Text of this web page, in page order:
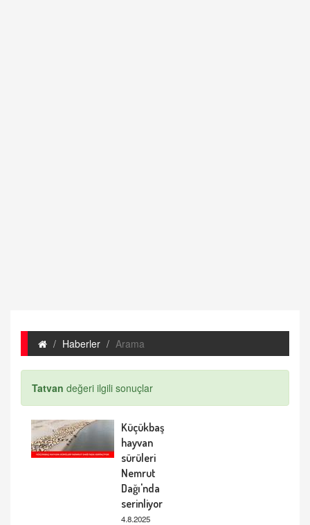
Haberler Arama
Tatvan değeri ilgili sonuçlar
Küçükbaş
hayvan
sürüleri
Nemrut
Dağı'nda
serinliyor
4.8.2025